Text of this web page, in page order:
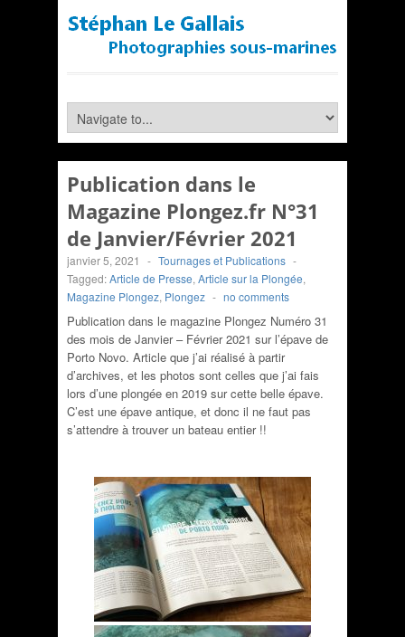
Publication dans le
Magazine Plongez.fr N°31
de Janvier/Février 2021
janvier 5, 2021 - Tournages et Publications -
Tagged:Article de Presse, Article sur la Plongée,
Magazine Plongez, Plongez - no comments
Publication dans le magazine Plongez Numéro 31
des mois de Janvier – Février 2021 sur l’épave de
Porto Novo. Article que j’ai réalisé à partir
d’archives, et les photos sont celles que j’ai fais
lors d’une plongée en 2019 sur cette belle épave.
C’est une épave antique, et donc il ne faut pas
s’attendre à trouver un bateau entier !!